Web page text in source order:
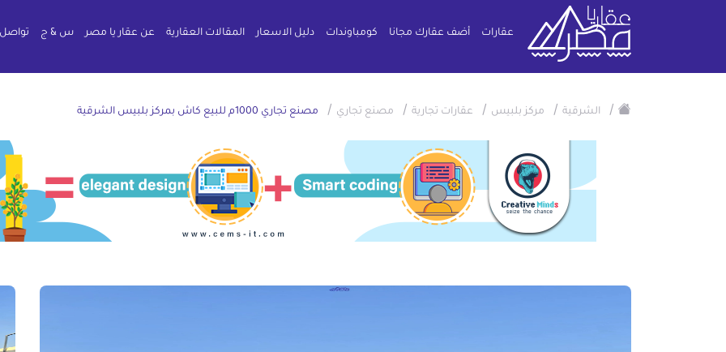
عقارات أضف عقارك مجانا كومباوندات دليل الاسعار المقالات العقارية عن عقار يا مصر س & ج
/ الشرقية / مركز بلبيس / عقارات تجارية / مصنع تجاري / مصنع تجاري 1000م للبيع كاش بمركز بلبيس الشرقية